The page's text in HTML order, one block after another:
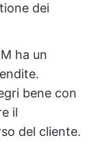
dei
ha un
bene con
il
del cliente.